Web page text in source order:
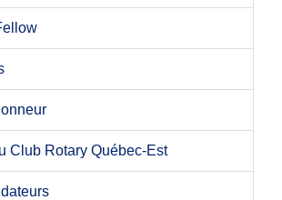
Club Rotary Québec-Est